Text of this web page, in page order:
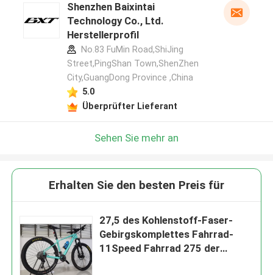
Shenzhen Baixintai
Technology Co., Ltd.
Herstellerprofil
No.83 FuMin Road,ShiJing
Street,PingShan Town,ShenZhen
City,GuangDong Province ,China
5.0
Überprüfter Lieferant
Sehen Sie mehr an
Erhalten Sie den besten Preis für
27,5 des Kohlenstoff-Faser-
Gebirgskomplettes Fahrrad-
11Speed Fahrrad 275 der